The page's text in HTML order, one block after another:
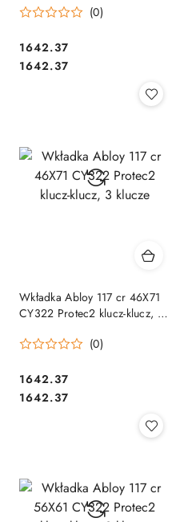
(0)
Cena:
1642.37
Cena:
1642.37
Wkładka Abloy 117 cr 46X71
CY322 Protec2 klucz-klucz, 3
(0)
Cena:
1642.37
Cena:
1642.37